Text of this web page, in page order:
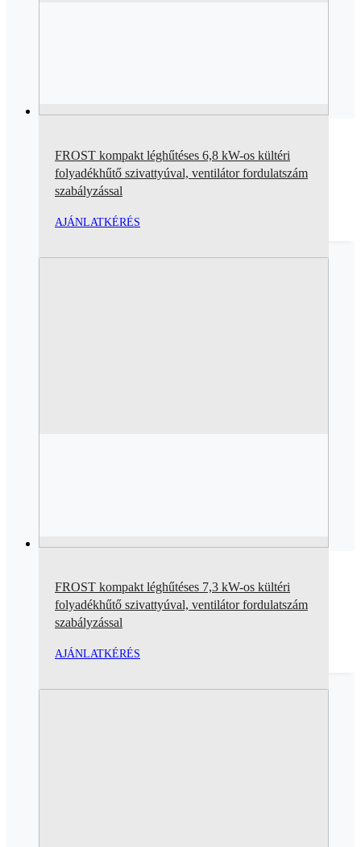
FROST kompakt léghűtéses 6,8 kW-os kültéri
folyadékhűtő szivattyúval, ventilátor fordulatszám
szabályzással
AJÁNLATKÉRÉS
FROST kompakt léghűtéses 7,3 kW-os kültéri
folyadékhűtő szivattyúval, ventilátor fordulatszám
szabályzással
AJÁNLATKÉRÉS